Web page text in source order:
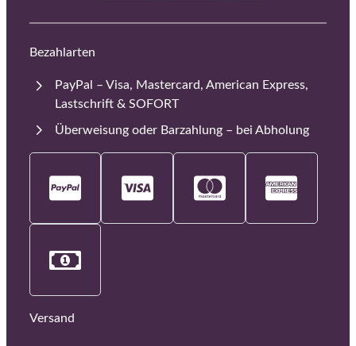
Bezahlarten
PayPal – Visa, Mastercard, American Express,
Lastschrift & SOFORT
Überweisung oder Barzahlung – bei Abholung
Versand